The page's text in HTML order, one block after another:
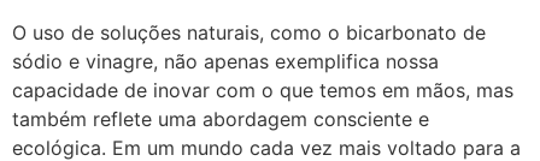
O uso de soluções naturais, como o bicarbonato de
sódio e vinagre, não apenas exemplifica nossa
capacidade de inovar com o que temos em mãos, mas
também reflete uma abordagem consciente e
ecológica. Em um mundo cada vez mais voltado para a